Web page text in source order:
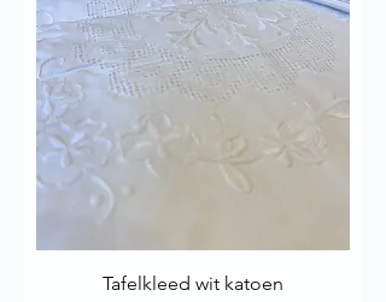
Tafelkleed wit katoen